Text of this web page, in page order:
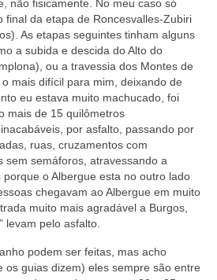
não fisicamente. No meu caso só
final da etapa de Roncesvalles-Zubiri
As etapas seguintes tinham alguns
a subida e descida do Alto do
ou a travessia dos Montes de
mais difícil para mim, deixando de
eu estava muito machucado, foi
mais de 15 quilômetros
por asfalto, passando por
ruas, cruzamentos com
sem semáforos, atravessando a
o Albergue esta no outro lado
chegavam ao Albergue em muito
muito mais agradável a Burgos,
levam pelo asfalto.
podem ser feitas, mas acho
os guias dizem) eles sempre são entre